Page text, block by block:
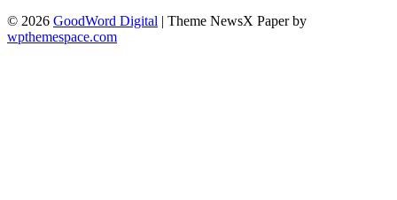
© 2026 GoodWord Digital | Theme NewsX Paper by
wpthemespace.com